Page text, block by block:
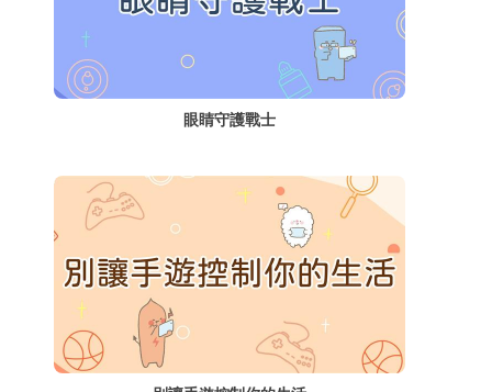
眼睛守護戰士